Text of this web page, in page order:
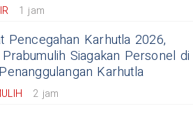
1 jam
Pencegahan Karhutla 2026,
Siagakan Personel di
Karhutla
2 jam